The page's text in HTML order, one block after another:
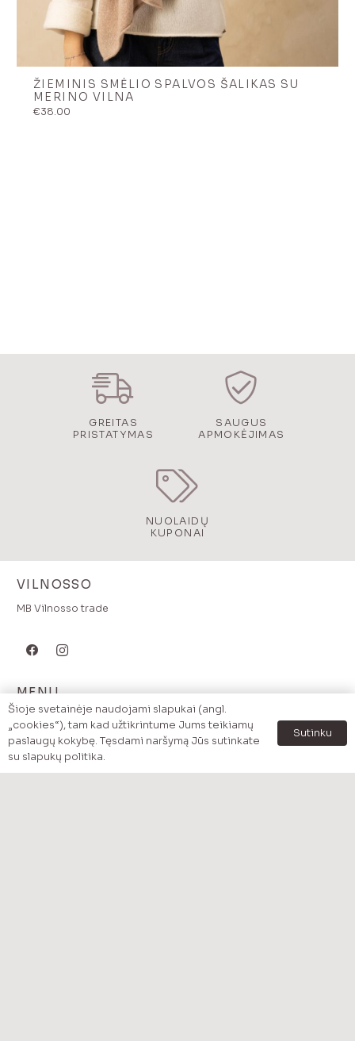
ŽIEMINIS SMĖLIO SPALVOS ŠALIKAS SU
MERINO VILNA
€38.00
GREITAS
PRISTATYMAS
SAUGUS
APMOKĖJIMAS
NUOLAIDŲ
KUPONAI
VILNOSSO
MB Vilnosso trade
MENU
Pradzia
Katalogas
Prekės pagal kategoriją
Šioje svetainėje naudojami slapukai (angl.
„cookies“), tam kad užtikrintume Jums teikiamų
paslaugų kokybę. Tęsdami naršymą Jūs sutinkate
su slapukų politika.
Sutinku